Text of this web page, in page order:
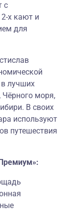
c
х кают и
для
в лучших
моря,
В своих
используют
путешествия